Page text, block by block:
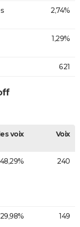
2,74%
1,29%
621
voix Voix
48,29% 240
29,98% 149